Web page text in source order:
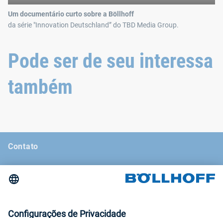
Um documentário curto sobre a Böllhoff
da série "Innovation Deutschland” do TBD Media Group.
Pode ser de seu interessa
também
Contato